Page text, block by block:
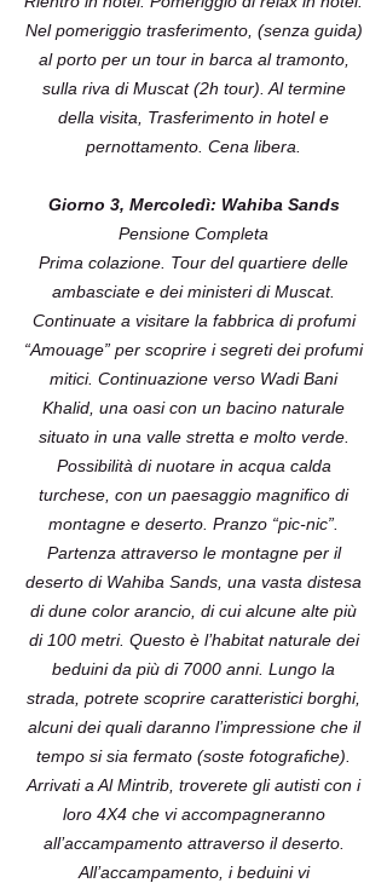
Nel pomeriggio trasferimento, (senza guida)
al porto per un tour in barca al tramonto,
sulla riva di Muscat (2h tour). Al termine
della visita, Trasferimento in hotel e
pernottamento. Cena libera.
Giorno 3, Mercoledì: Wahiba Sands
Pensione Completa
Prima colazione. Tour del quartiere delle
ambasciate e dei ministeri di Muscat.
Continuate a visitare la fabbrica di profumi
“Amouage” per scoprire i segreti dei profumi
mitici. Continuazione verso Wadi Bani
Khalid, una oasi con un bacino naturale
situato in una valle stretta e molto verde.
Possibilità di nuotare in acqua calda
turchese, con un paesaggio magnifico di
montagne e deserto. Pranzo “pic-nic”.
Partenza attraverso le montagne per il
deserto di Wahiba Sands, una vasta distesa
di dune color arancio, di cui alcune alte più
di 100 metri. Questo è l’habitat naturale dei
beduini da più di 7000 anni. Lungo la
strada, potrete scoprire caratteristici borghi,
alcuni dei quali daranno l’impressione che il
tempo si sia fermato (soste fotografiche).
Arrivati a Al Mintrib, troverete gli autisti con i
loro 4X4 che vi accompagneranno
all’accampamento attraverso il deserto.
All’accampamento, i beduini vi